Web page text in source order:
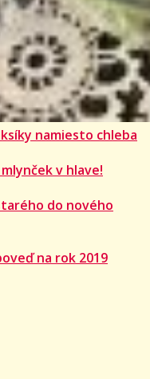
namiesto chleba
v hlave!
do nového
na rok 2019